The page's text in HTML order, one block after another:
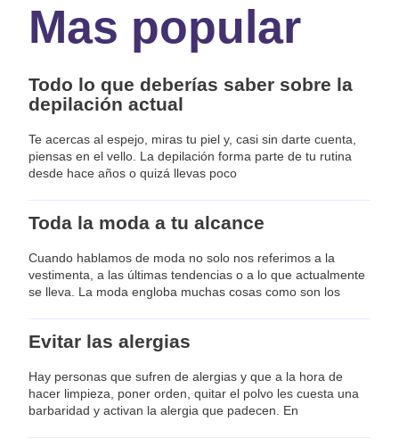
Mas popular
Todo lo que deberías saber sobre la
depilación actual
Te acercas al espejo, miras tu piel y, casi sin darte cuenta,
piensas en el vello. La depilación forma parte de tu rutina
desde hace años o quizá llevas poco
Toda la moda a tu alcance
Cuando hablamos de moda no solo nos referimos a la
vestimenta, a las últimas tendencias o a lo que actualmente
se lleva. La moda engloba muchas cosas como son los
Evitar las alergias
Hay personas que sufren de alergias y que a la hora de
hacer limpieza, poner orden, quitar el polvo les cuesta una
barbaridad y activan la alergia que padecen. En